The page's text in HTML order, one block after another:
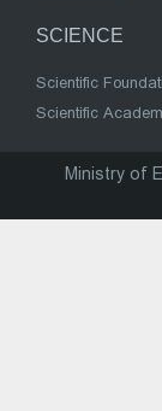
SCIENCE
Scientific
Scientific
Ministry of